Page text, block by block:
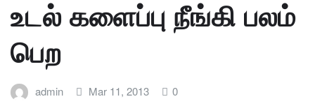
உடல் களைப்பு நீங்கி பலம்
பெற
admin Mar 11, 2013 0